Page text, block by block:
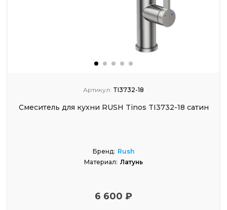
Артикул: TI3732-18
Смеситель для кухни RUSH Tinos TI3732-18 сатин
Бренд: Rush
Материал: Латунь
6 600 ₽